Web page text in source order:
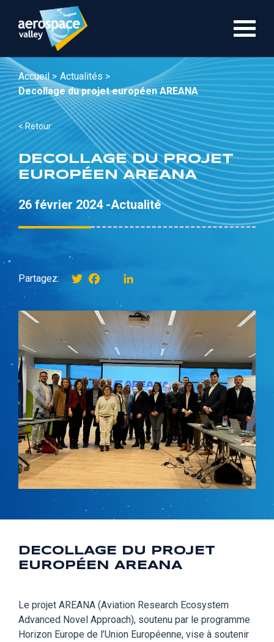
contenu
Accueil > Actualités >
Decollage du projet européen AREANA
< Retour
DECOLLAGE DU PROJET
EUROPÉEN AREANA
26 février 2024 -Actualité
Partagez: TwitterFacebookinstagram
DECOLLAGE DU PROJET
EUROPÉEN AREANA
Le projet AREANA (Aviation Research Ecosystem
Advanced Novel Approach), soutenu par le programme
Horizon Europe de l’Union Européenne, vise à soutenir